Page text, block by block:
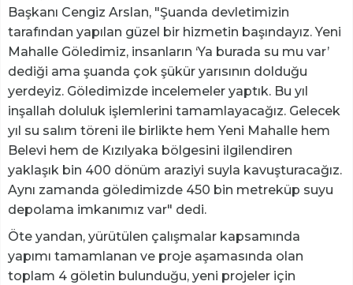
Başkanı Cengiz Arslan, "Şuanda devletimizin
tarafından yapılan güzel bir hizmetin başındayız. Yeni
Mahalle Göledimiz, insanların ‘Ya burada su mu var’
dediği ama şuanda çok şükür yarısının dolduğu
yerdeyiz. Göledimizde incelemeler yaptık. Bu yıl
inşallah doluluk işlemlerini tamamlayacağız. Gelecek
yıl su salım töreni ile birlikte hem Yeni Mahalle hem
Belevi hem de Kızılyaka bölgesini ilgilendiren
yaklaşık bin 400 dönüm araziyi suyla kavuşturacağız.
Aynı zamanda göledimizde 450 bin metreküp suyu
depolama imkanımız var" dedi.
Öte yandan, yürütülen çalışmalar kapsamında
yapımı tamamlanan ve proje aşamasında olan
toplam 4 göletin bulunduğu, yeni projeler için